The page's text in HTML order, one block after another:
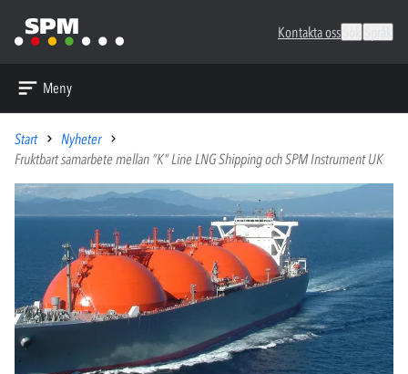
Kontakta oss
Meny
Start
Nyheter
Fruktbart samarbete mellan ”K” Line LNG Shipping och SPM Instrument UK